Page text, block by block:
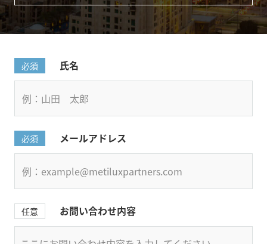
必須 氏名
必須 メールアドレス
任意 お問い合わせ内容